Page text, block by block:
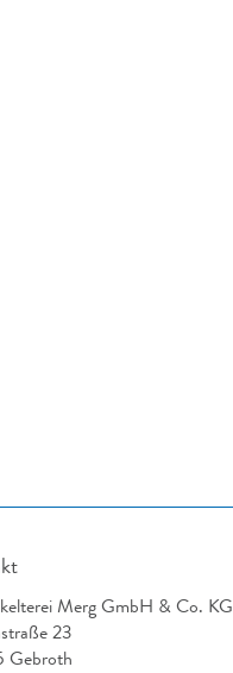
Merg GmbH & Co. KG
23
Gebroth